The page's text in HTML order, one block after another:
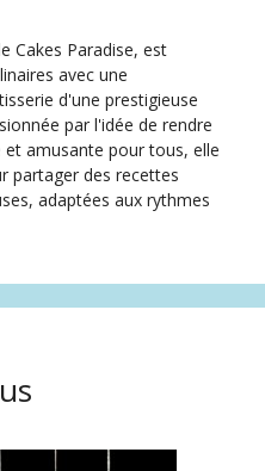
Cakes Paradise, est
avec une
d'une prestigieuse
par l'idée de rendre
et amusante pour tous, elle
partager des recettes
adaptées aux rythmes